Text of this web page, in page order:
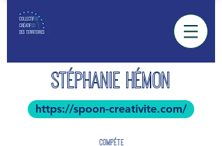
STÉPHANIE HÉMON
https://spoon-creativite.com/
COMPÉTE